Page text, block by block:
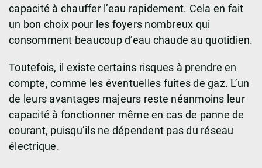
capacité à chauffer l’eau rapidement. Cela en fait
un bon choix pour les foyers nombreux qui
consomment beaucoup d’eau chaude au quotidien.
Toutefois, il existe certains risques à prendre en
compte, comme les éventuelles fuites de gaz. L’un
de leurs avantages majeurs reste néanmoins leur
capacité à fonctionner même en cas de panne de
courant, puisqu’ils ne dépendent pas du réseau
électrique.